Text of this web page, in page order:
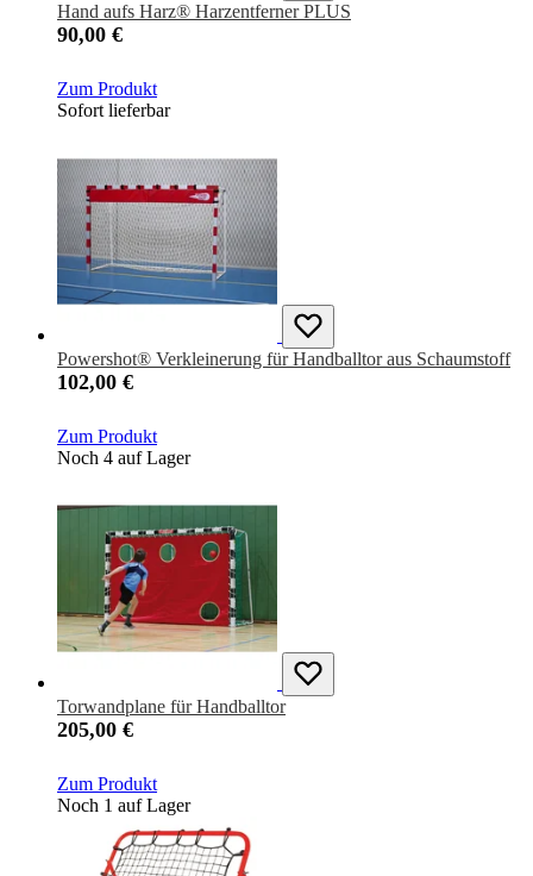
Hand aufs Harz® Harzentferner PLUS
90,00 €
Zum Produkt
Sofort lieferbar
Powershot® Verkleinerung für Handballtor aus Schaumstoff
102,00 €
Zum Produkt
Noch 4 auf Lager
Torwandplane für Handballtor
205,00 €
Zum Produkt
Noch 1 auf Lager